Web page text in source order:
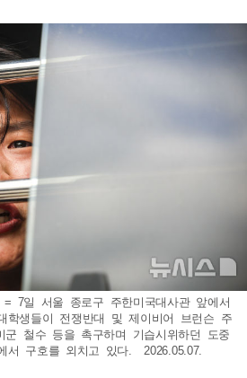
7일 서울 종로구 주한미국대사관 앞에서
학생들이 전쟁반대 및 제이비어 브런슨 주
철수 등을 촉구하며 기습시위하던 도중
서 구호를 외치고 있다. 2026.05.07.